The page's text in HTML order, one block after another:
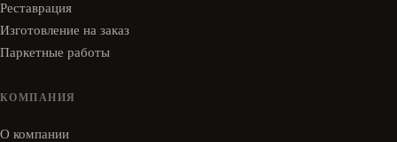
Реставрация
Изготовление на заказ
Паркетные работы
КОМПАНИЯ
О компании